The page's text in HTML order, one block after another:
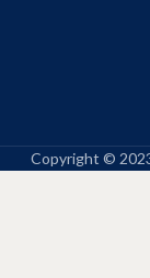
Copyright ©